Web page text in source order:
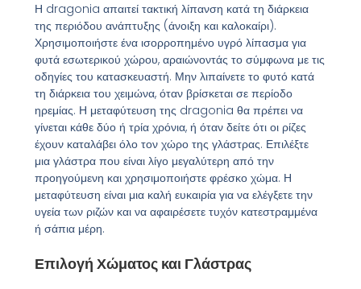
Η dragonia απαιτεί τακτική λίπανση κατά τη διάρκεια
της περιόδου ανάπτυξης (άνοιξη και καλοκαίρι).
Χρησιμοποιήστε ένα ισορροπημένο υγρό λίπασμα για
φυτά εσωτερικού χώρου, αραιώνοντάς το σύμφωνα με τις
οδηγίες του κατασκευαστή. Μην λιπαίνετε το φυτό κατά
τη διάρκεια του χειμώνα, όταν βρίσκεται σε περίοδο
ηρεμίας. Η μεταφύτευση της dragonia θα πρέπει να
γίνεται κάθε δύο ή τρία χρόνια, ή όταν δείτε ότι οι ρίζες
έχουν καταλάβει όλο τον χώρο της γλάστρας. Επιλέξτε
μια γλάστρα που είναι λίγο μεγαλύτερη από την
προηγούμενη και χρησιμοποιήστε φρέσκο χώμα. Η
μεταφύτευση είναι μια καλή ευκαιρία για να ελέγξετε την
υγεία των ριζών και να αφαιρέσετε τυχόν κατεστραμμένα
ή σάπια μέρη.
Επιλογή Χώματος και Γλάστρας